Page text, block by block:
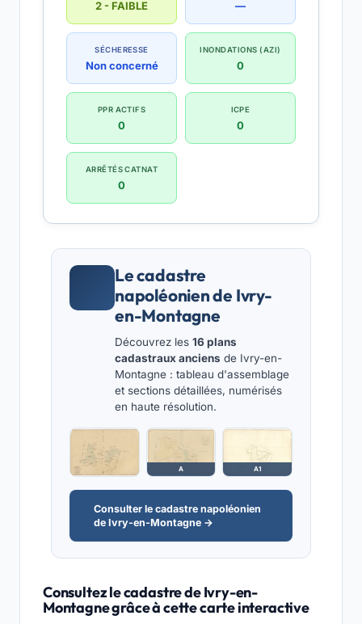
2 - FAIBLE —
SÉCHERESSE
Non concerné
INONDATIONS (AZI)
0
PPR ACTIFS
0
ICPE
0
ARRÊTÉS CATNAT
0
Le cadastre
napoléonien de Ivry-
en-Montagne
Découvrez les 16 plans
cadastraux anciens de Ivry-en-
Montagne : tableau d'assemblage
et sections détaillées, numérisés
en haute résolution.
A A1
Consulter le cadastre napoléonien
de Ivry-en-Montagne →
Consultez le cadastre de Ivry-en-
Montagne grâce à cette carte interactive